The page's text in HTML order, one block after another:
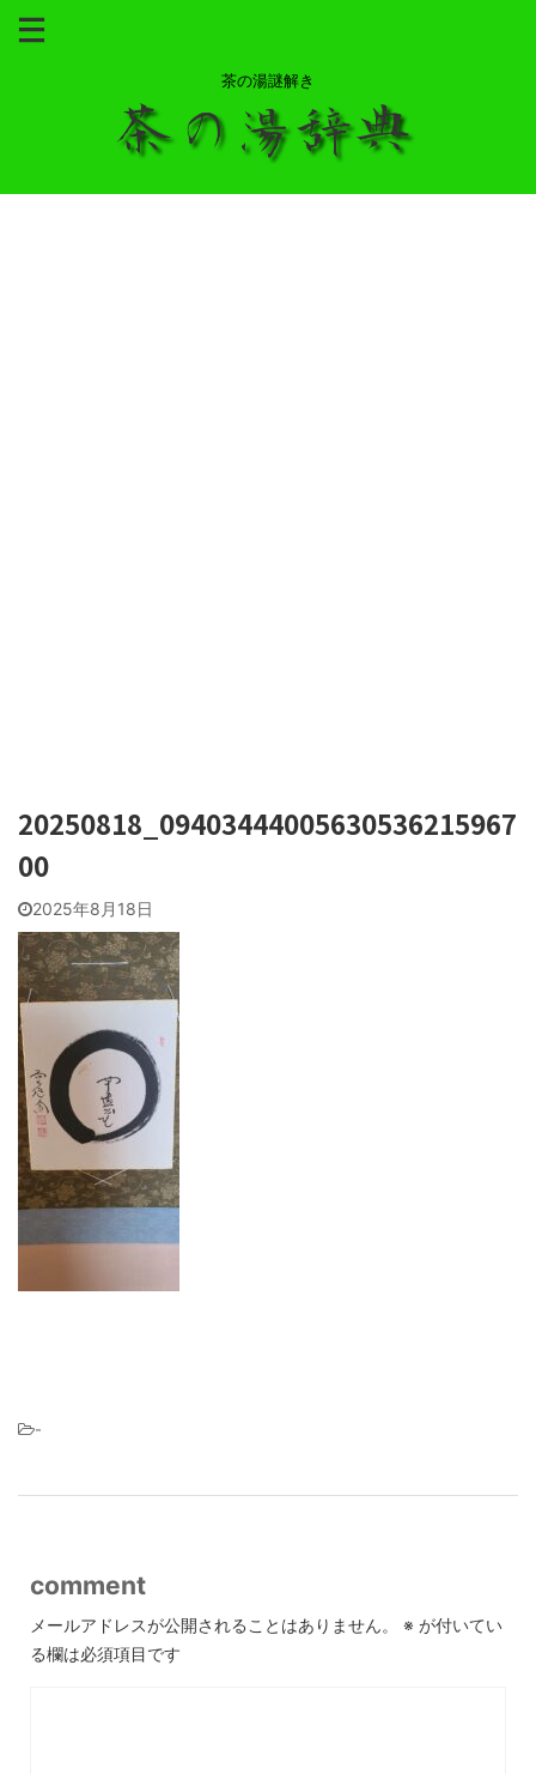
茶の湯謎解き
20250818_09403444005630536215967
00
2025年8月18日
-
comment
メールアドレスが公開されることはありません。 ※ が付いてい
る欄は必須項目です